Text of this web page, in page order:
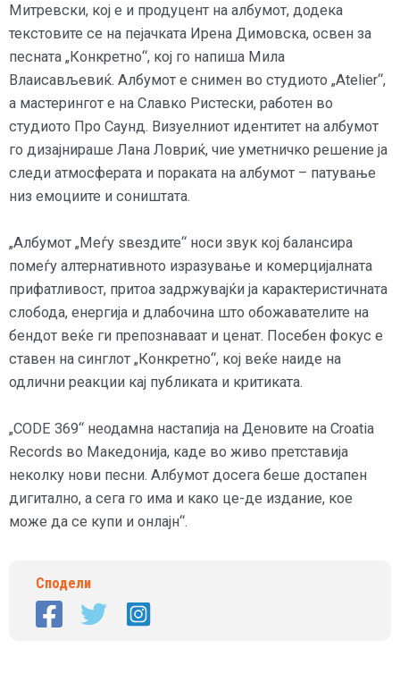
Митревски, кој е и продуцент на албумот, додека
текстовите се на пејачката Ирена Димовска, освен за
песната „Конкретно“, кој го напиша Мила
Влаисављевиќ. Албумот е снимен во студиото „Atelier“,
а мастерингот е на Славко Ристески, работен во
студиото Про Саунд. Визуелниот идентитет на албумот
го дизајнираше Лана Ловриќ, чие уметничко решение ја
следи атмосферата и пораката на албумот – патување
низ емоциите и соништата.
„Албумот „Меѓу ѕвездите“ носи звук кој балансира
помеѓу алтернативното изразување и комерцијалната
прифатливост, притоа задржувајќи ја карактеристичната
слобода, енергија и длабочина што обожавателите на
бендот веќе ги препознаваат и ценат. Посебен фокус е
ставен на синглот „Конкретно“, кој веќе наиде на
одлични реакции кај публиката и критиката.
„CODE 369“ неодамна настапија на Деновите на Croatia
Records во Македонија, каде во живо претставија
неколку нови песни. Албумот досега беше достапен
дигитално, а сега го има и како це-де издание, кое
може да се купи и онлајн“.
Сподели